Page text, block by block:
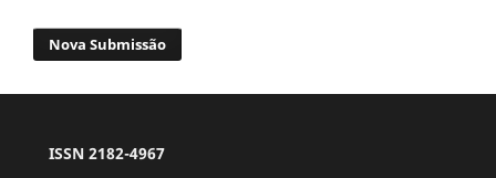
Nova Submissão
ISSN 2182-4967